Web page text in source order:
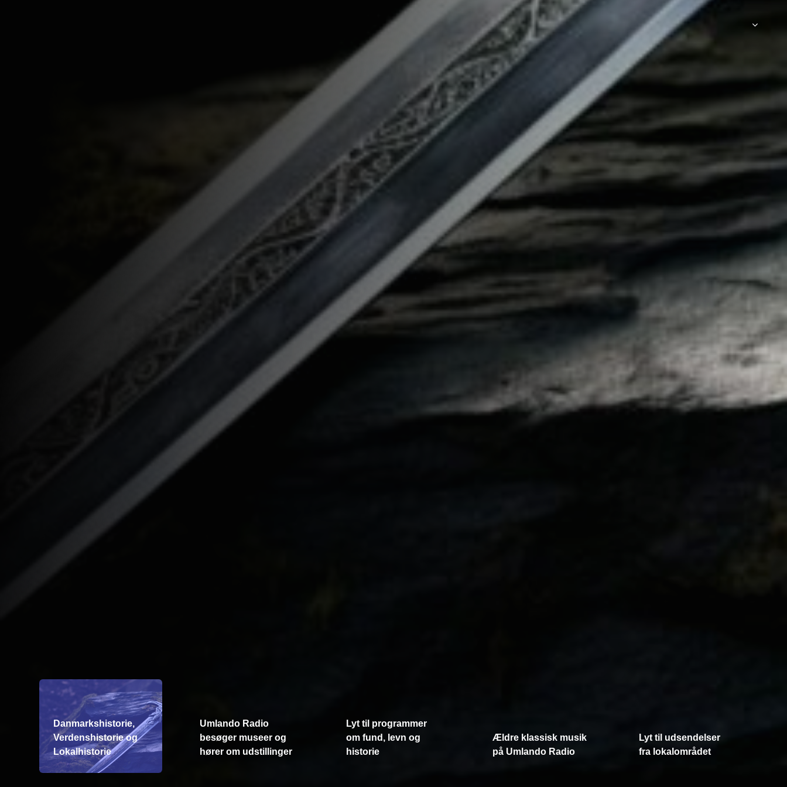
Danmarkshistorie,
Verdenshistorie og
Lokalhistorie
Umlando Radio
besøger museer og
hører om udstillinger
Lyt til programmer
om fund, levn og
historie
Ældre klassisk musik
på Umlando Radio
Lyt til udsendelser
fra lokalområdet